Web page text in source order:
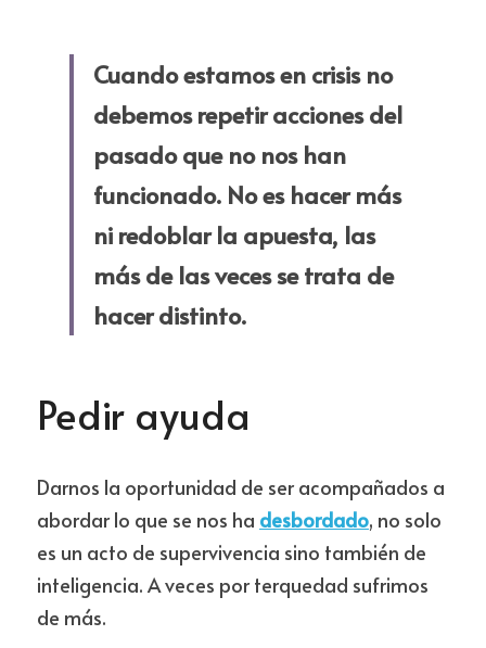
Cuando estamos en crisis no
debemos repetir acciones del
pasado que no nos han
funcionado. No es hacer más
ni redoblar la apuesta, las
más de las veces se trata de
hacer distinto.
Pedir ayuda
Darnos la oportunidad de ser acompañados a
abordar lo que se nos ha desbordado, no solo
es un acto de supervivencia sino también de
inteligencia. A veces por terquedad sufrimos
de más.